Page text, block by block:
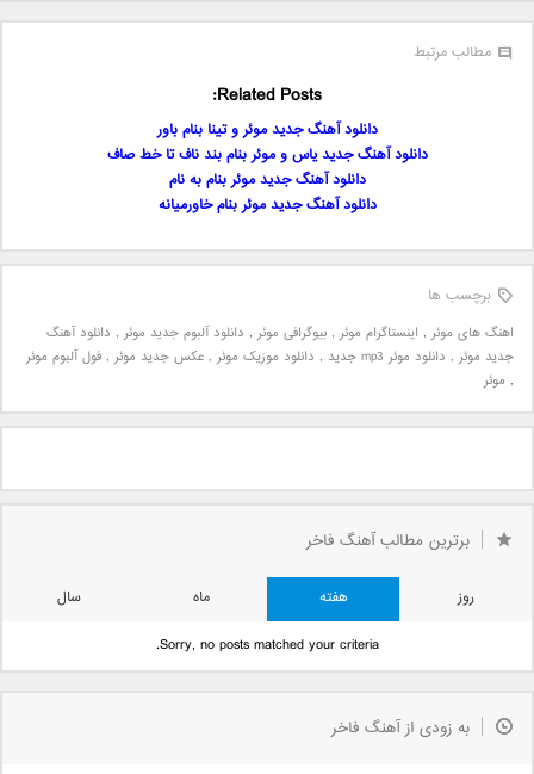
مطالب مرتبط
Related Posts:
دانلود آهنگ جدید موئر و تینا بنام باور
دانلود آهنگ جدید یاس و موئر بنام بند ناف تا خط صاف
دانلود آهنگ جدید موئر بنام به نام
دانلود آهنگ جدید موئر بنام خاورمیانه
برچسب ها
اهنگ های موئر, اینستاگرام موئر, بیوگرافی موئر, دانلود آلبوم جدید موئر, دانلود آهنگ
جدید موئر, دانلود موئر mp3 جدید , دانلود موزیک موئر, عکس جدید موئر, فول آلبوم موئر
, موئر
برترین مطالب آهنگ فاخر
روز هفته ماه
سال
Sorry, no posts matched your criteria.
به زودی از آهنگ فاخر